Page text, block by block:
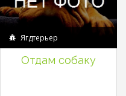
Ягдтерьер
Отдам собаку